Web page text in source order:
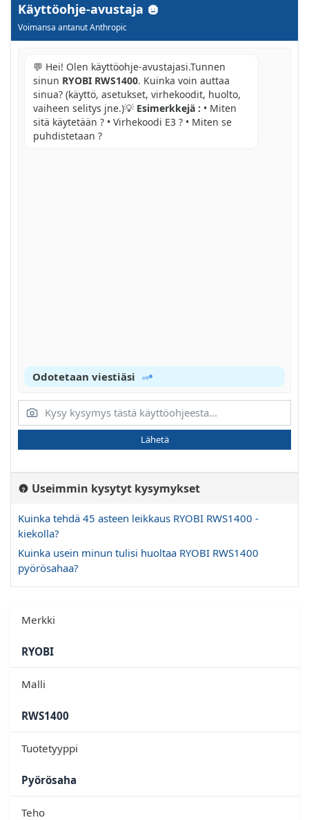
Käyttöohje-avustaja
Voimansa antanut Anthropic
💬 Hei! Olen käyttöohje-avustajasi.Tunnen
sinun RYOBI RWS1400. Kuinka voin auttaa
sinua? (käyttö, asetukset, virhekoodit, huolto,
vaiheen selitys jne.)💡 Esimerkkejä : • Miten
sitä käytetään ? • Virhekoodi E3 ? • Miten se
puhdistetaan ?
Odotetaan viestiäsi
Lähetä
Useimmin kysytyt kysymykset
Kuinka tehdä 45 asteen leikkaus RYOBI RWS1400 -
kiekolla?
Kuinka usein minun tulisi huoltaa RYOBI RWS1400
pyörösahaa?
Merkki
RYOBI
Malli
RWS1400
Tuotetyyppi
Pyörösaha
Teho